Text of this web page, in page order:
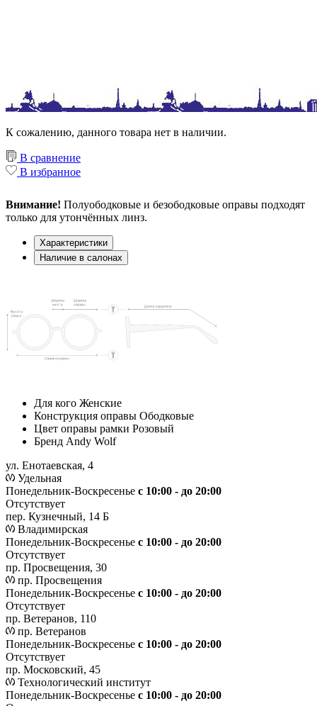
К сожалению, данного товара нет в наличии.
В сравнение
В избранное
Внимание! Полуободковые и безободковые оправы подходят
только для утончённых линз.
Характеристики
Наличие в салонах
Для кого Женские
Конструкция оправы Ободковые
Цвет оправы рамки Розовый
Бренд Andy Wolf
ул. Енотаевская, 4
Удельная
Понедельник-Воскресенье с 10:00 - до 20:00
Отсутствует
пер. Кузнечный, 14 Б
Владимирская
Понедельник-Воскресенье с 10:00 - до 20:00
Отсутствует
пр. Просвещения, 30
пр. Просвещения
Понедельник-Воскресенье c 10:00 - до 20:00
Отсутствует
пр. Ветеранов, 110
пр. Ветеранов
Понедельник-Воскресенье с 10:00 - до 20:00
Отсутствует
пр. Московский, 45
Технологический институт
Понедельник-Воскресенье с 10:00 - до 20:00